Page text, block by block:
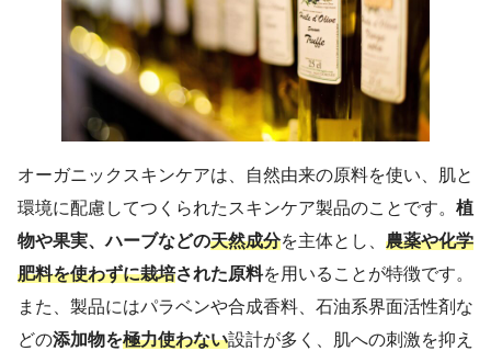
オーガニックスキンケアは、自然由来の原料を使い、肌と
環境に配慮してつくられたスキンケア製品のことです。 植
物や果実、ハーブなどの天然成分を主体とし、 農薬や化学
肥料を使わずに栽培された原料を用いることが特徴です。
また、製品にはパラベンや合成香料、石油系界面活性剤な
どの添加物を極力使わない設計が多く、肌への刺激を抑え